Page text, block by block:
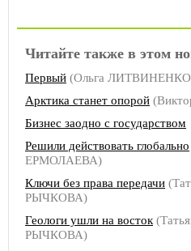
Читайте также в этом
Первый (Ольга
Арктика станет опорой
Бизнес заодно с государством
Решили действовать глобально
ЕРМОЛАЕВА)
Ключи без права передачи
РЫЧКОВА)
Геологи ушли на восток
РЫЧКОВА)